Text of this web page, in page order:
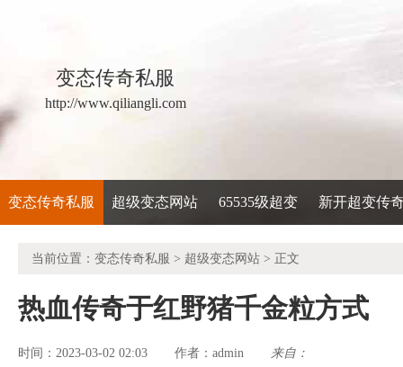
变态传奇私服
http://www.qiliangli.com
变态传奇私服 超级变态网站 65535级超变 新开超变传
当前位置： 变态传奇私服 > 超级变态网站 > 正文
热血传奇于红野猪千金粒方式
时间：2023-03-02 02:03 作者： admin 来自：